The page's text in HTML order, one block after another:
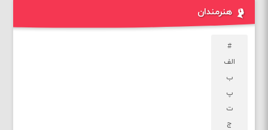
هنرمندان
#
الف
ب
پ
ت
ج